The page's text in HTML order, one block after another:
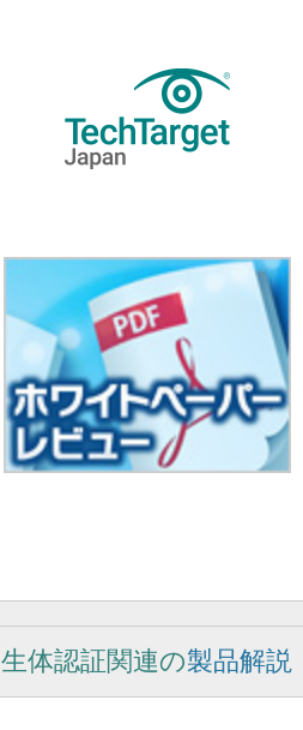
生体認証関連の製品解説